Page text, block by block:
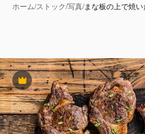
ホーム/ストック/写真/まな板の上で焼
Premium